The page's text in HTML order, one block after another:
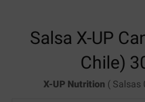
Salsa X-UP
Chile)
X-UP Nutrition ( Salsas